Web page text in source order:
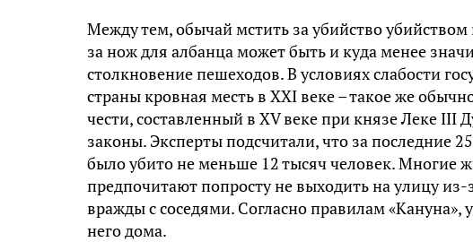
Между тем, обычай мстить за убийство
за нож для албанца может быть и куда менее
столкновение пешеходов. В условиях слабости
страны кровная месть в XXI веке – такое же
чести, составленный в XV веке при князе Леке
законы. Эксперты подсчитали, что за последние
было убито не меньше 12 тысяч человек. Многие
предпочитают попросту не выходить на улицу из-
вражды с соседями. Согласно правилам «Кануна»,
него дома.